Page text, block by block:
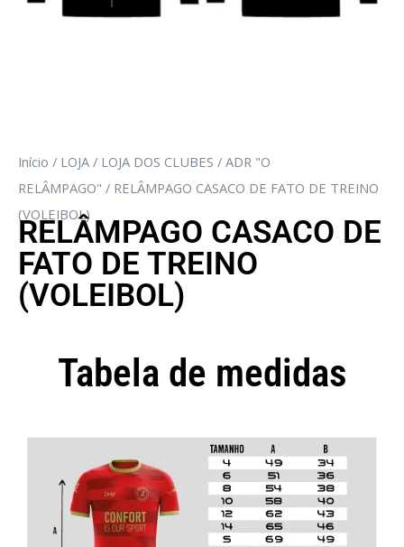
Início / LOJA / LOJA DOS CLUBES / ADR "O
RELÂMPAGO" / RELÂMPAGO CASACO DE FATO DE TREINO
(VOLEIBOL)
RELÂMPAGO CASACO DE
FATO DE TREINO
(VOLEIBOL)
Tabela de medidas